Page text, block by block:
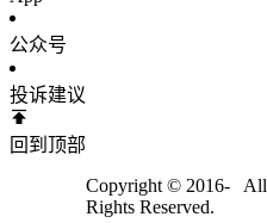
公众号
投诉建议
回到顶部
Copyright © 2016-
All
Rights Reserved.